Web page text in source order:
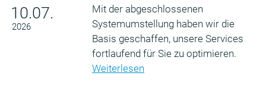
10.07.
2026
Mit der abgeschlossenen
Systemumstellung haben wir die
Basis geschaffen, unsere Services
fortlaufend für Sie zu optimieren.
Weiterlesen